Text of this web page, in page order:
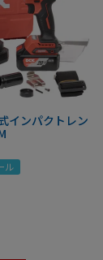
インパクトレン
ル